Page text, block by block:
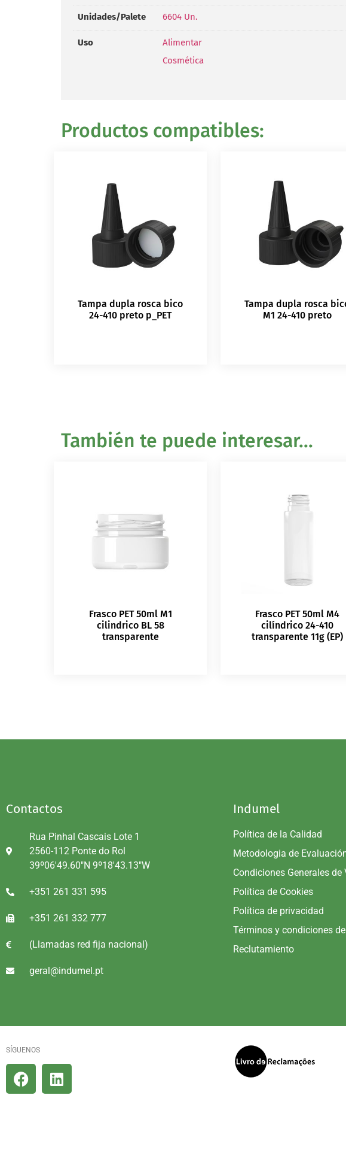
Unidades/Palete 6604 Un.
Uso
Alimentar
Cosmética
Productos compatibles:
Tampa dupla rosca bico
24-410 preto p_PET
Tampa dupla rosca
M1 24-410 preto
También te puede interesar...
Frasco PET 50ml M1
cilindrico BL 58
transparente
Frasco PET 50ml M4
cilíndrico 24-410
transparente 11g (EP)
Contactos
Rua Pinhal Cascais Lote 1
2560-112 Ponte do Rol
39º06'49.60"N 9º18'43.13"W
+351 261 331 595
+351 261 332 777
(Llamadas red fija nacional)
geral@indumel.pt
Indumel
Política de la Calidad
Metodologia de
Condiciones Generales
Política de Cookies
Política de privacidad
Términos y condiciones
Reclutamiento
SÍGUENOS